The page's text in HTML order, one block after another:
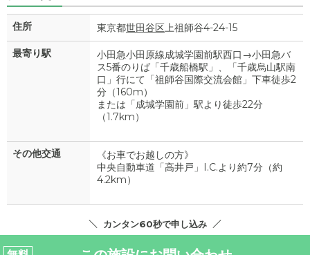
住所 東京都世田谷区上祖師谷4-24-15
最寄り駅
小田急小田原線成城学園前駅西口→小田急バ
ス5番のりば「千歳船橋駅」、「千歳烏山駅南
口」行にて「祖師谷国際交流会館」下車徒歩2
分（160m）
または「成城学園前」駅より徒歩22分
（1.7km）
その他交通
《お車でお越しの方》
中央自動車道「高井戸」I.C.より約7分（約
4.2km）
カンタン60秒で申し込み